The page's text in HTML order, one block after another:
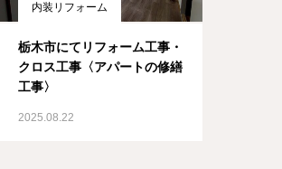
内装リフォーム
栃木市にてリフォーム工事・
クロス工事〈アパートの修繕
工事〉
2025.08.22